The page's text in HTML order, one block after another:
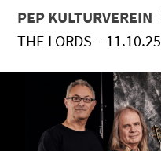
PEP KULTURVEREIN
THE LORDS – 11.10.25